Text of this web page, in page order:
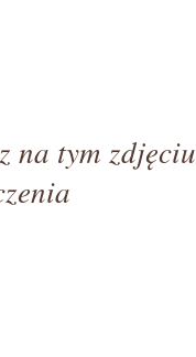
na tym zdjęciu